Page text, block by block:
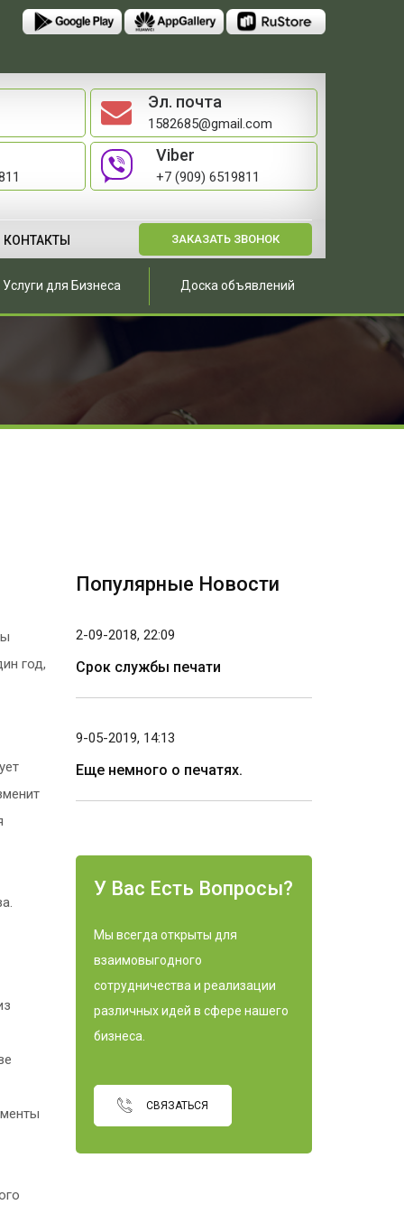
Эл. почта
1582685@gmail.com
Viber
+7 (909) 6519811
ЗАКАЗАТЬ ЗВОНОК
КОНТАКТЫ
Услуги для Бизнеса Доска объявлений
год,
Популярные Новости
2-09-2018, 22:09
Срок службы печати
9-05-2019, 14:13
Еще немного о печатях.
У Вас Есть Вопросы?
Мы всегда открыты для
взаимовыгодного
сотрудничества и реализации
различных идей в сфере нашего
бизнеса.
СВЯЗАТЬСЯ